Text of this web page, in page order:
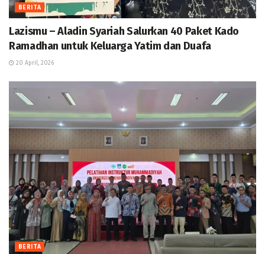
BERITA
Lazismu – Aladin Syariah Salurkan 40 Paket Kado
Ramadhan untuk Keluarga Yatim dan Duafa
20 April, 2026
BERITA